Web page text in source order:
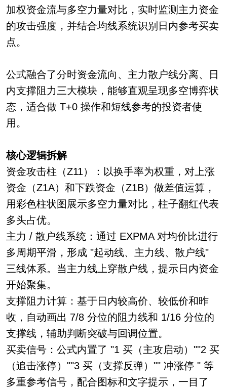
加权资金流与多空力量对比，实时监测主力资金
的攻击强度，并结合均线系统识别日内参考买卖
点。
公式融合了分时资金流向、主力散户线分离、日
内支撑阻力三大模块，能够直观呈现多空博弈状
态，适合做 T+0 操作和短线参考的投资者使
用。
核心逻辑拆解
资金攻击柱（Z11）：以换手率为权重，对上涨
资金（Z1A）和下跌资金（Z1B）做差值运算，
用彩色柱状图展示多空力量对比，柱子翻红代表
多头占优。
主力 / 散户线系统：通过 EXPMA 对均价比进行
多周期平滑，形成 "起动线、主力线、散户线"
三线体系。当主力线上穿散户线，提示日内资金
开始聚集。
支撑阻力计算：基于日内较高价、较低价和昨
收，自动画出 7/8 分位的阻力线和 1/16 分位的
支撑线，辅助判断突破与回调位置。
买卖信号：公式内置了 "1 买（主攻启动）""2 买
（追击涨停）""3 买（支撑反弹）"" 冲涨停 " 等
多重参考信号，配合图标和文字提示，一目了